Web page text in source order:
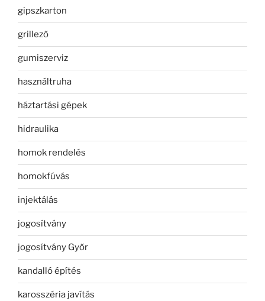
gipszkarton
grillező
gumiszerviz
használtruha
háztartási gépek
hidraulika
homok rendelés
homokfúvás
injektálás
jogosítvány
jogosítvány Győr
kandalló építés
karosszéria javítás